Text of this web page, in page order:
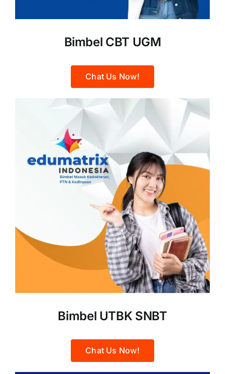
Bimbel CBT UGM
Chat Us Now!
Bimbel UTBK SNBT
Chat Us Now!